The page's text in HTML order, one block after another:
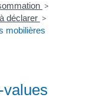
>
déclarer >
mobilières